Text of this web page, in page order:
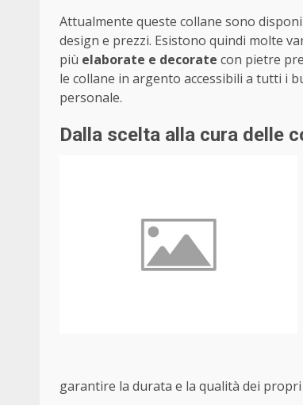
Attualmente queste collane sono
design e prezzi. Esistono quindi molte
più elaborate e decorate con pietre
le collane in argento accessibili a tutti i
personale.
Dalla scelta alla cura delle
garantire la durata e la qualità dei